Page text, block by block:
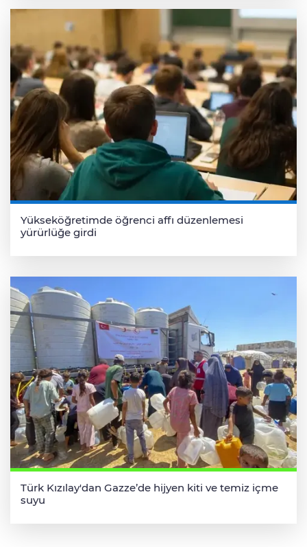
Yükseköğretimde öğrenci affı düzenlemesi
yürürlüğe girdi
Türk Kızılay'dan Gazze’de hijyen kiti ve temiz içme
suyu